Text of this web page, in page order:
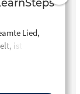
Lied,
ist für einen
CO2-